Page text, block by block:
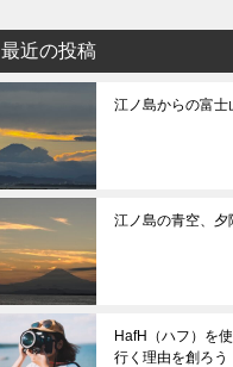
最近の投稿
江ノ島からの富士
江ノ島の青空、夕
HafH（ハフ）を
行く理由を創ろう